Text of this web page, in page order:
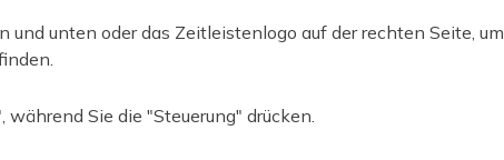
und unten oder das Zeitleistenlogo auf der rechten Seite, um
Sie die "Steuerung" drücken.